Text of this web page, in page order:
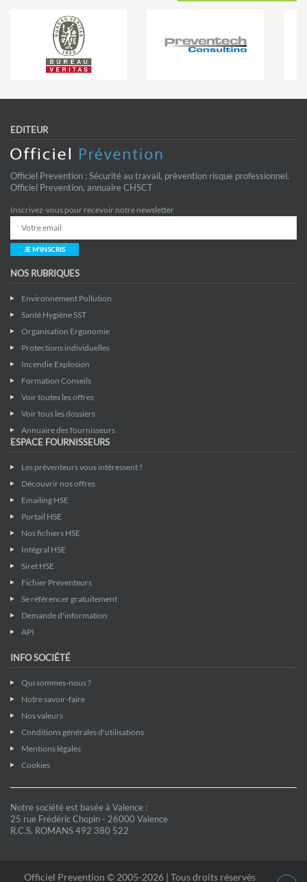
EDITEUR
Officiel Prevention : Sécurité au travail, prévention risque professionnel.
Officiel Prevention, annuaire CHSCT
Inscrivez-vous pour recevoir notre newsletter
JE M'INSCRIS
NOS RUBRIQUES
Environnement Pollution
Santé Hygiène SST
Organisation Ergonomie
Protections individuelles
Incendie Explosion
Formation Conseils
Voir toutes les offres
Voir tous les dossiers
Annuaire des fournisseurs
ESPACE FOURNISSEURS
Les préventeurs vous intéressent ?
Découvrir nos offres
Emailing HSE
Portail HSE
Nos fichiers HSE
Intégral HSE
Siret HSE
Fichier Preventeurs
Se référencer gratuitement
Demande d'information
API
INFO SOCIÉTÉ
Qui sommes-nous ?
Notre savoir-faire
Nos valeurs
Conditions générales d'utilisations
Mentions légales
Cookies
Notre société est basée à Valence :
25 rue Frédéric Chopin - 26000 Valence
R.C.S. ROMANS 492 380 522
Officiel Prevention © 2005-2026 | Tous droits réservés